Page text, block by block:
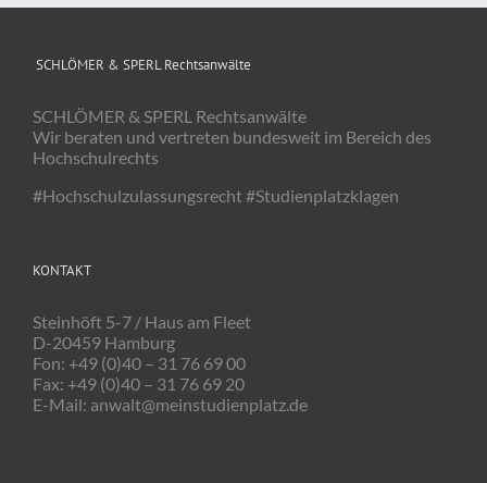
SCHLÖMER & SPERL Rechtsanwälte
SCHLÖMER & SPERL Rechtsanwälte
Wir beraten und vertreten bundesweit im Bereich des
Hochschulrechts
#Hochschulzulassungsrecht #Studienplatzklagen
KONTAKT
Steinhöft 5-7 / Haus am Fleet
D-20459 Hamburg
Fon: +49 (0)40 – 31 76 69 00
Fax: +49 (0)40 – 31 76 69 20
E-Mail: anwalt@meinstudienplatz.de